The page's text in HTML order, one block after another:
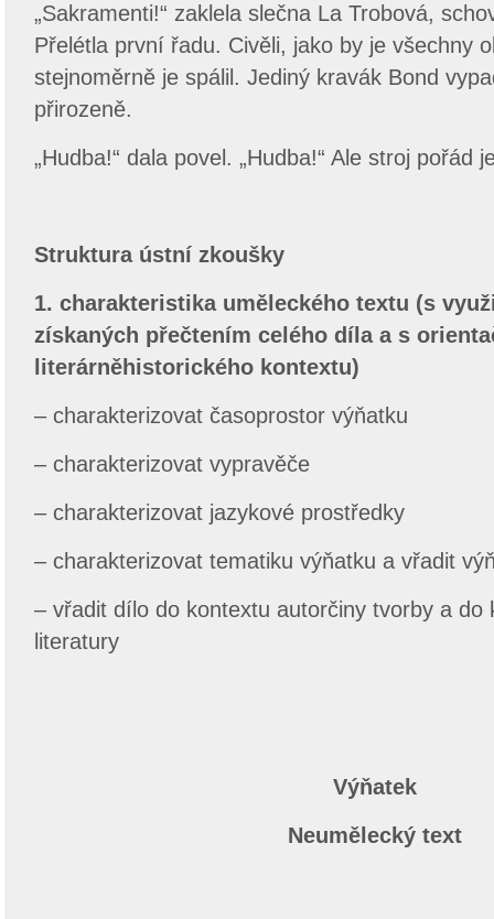
„Sakramenti!“ zaklela slečna La Trobová,
Přelétla první řadu. Civěli, jako by je všechny
stejnoměrně je spálil. Jediný kravák Bond
přirozeně.
„Hudba!“ dala povel. „Hudba!“ Ale stroj pořád
Struktura ústní zkoušky
1. charakteristika uměleckého textu (s
získaných přečtením celého díla a s
literárněhistorického kontextu)
– charakterizovat časoprostor výňatku
– charakterizovat vypravěče
– charakterizovat jazykové prostředky
– charakterizovat tematiku výňatku a vřadit
– vřadit dílo do kontextu autorčiny tvorby a do
literatury
Výňatek
Neumělecký text